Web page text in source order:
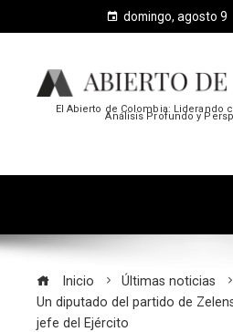
domingo, agosto 9
El Abierto de Colombia: Liderando
Análisis Profundo y
Inicio
Últimas noticias
Un diputado del partido de
jefe del Ejército